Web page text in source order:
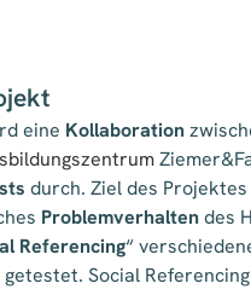
eine Kollaboration
durch. Ziel des
Problemverhaltendes
Referencing“
Social